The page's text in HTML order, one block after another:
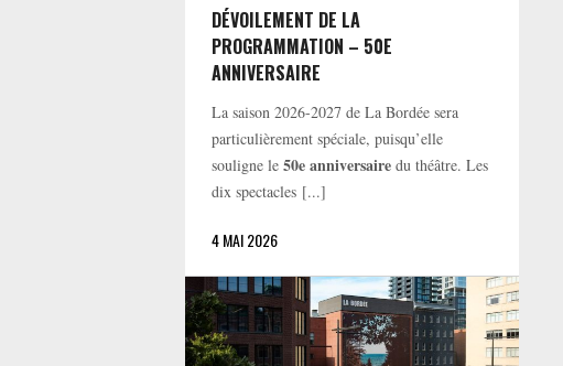
DÉVOILEMENT DE LA
PROGRAMMATION – 50E
ANNIVERSAIRE
La saison 2026-2027 de La Bordée sera
particulièrement spéciale, puisqu’elle
souligne le50e anniversaire du théâtre. Les
dix spectacles [...]
4 MAI 2026